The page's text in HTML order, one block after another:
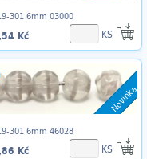
301 6mm 03000
Kč KS
Novinka
301 6mm 46028
Kč KS